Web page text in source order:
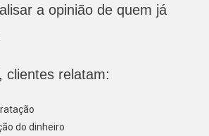
a opinião de quem já
clientes relatam:
do dinheiro